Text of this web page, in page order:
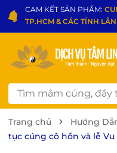
CAM KẾT SẢN PHẨM:
TP.HCM & CÁC TỈNH
Trang chủ Hướng
tục cúng cô hồn và lễ